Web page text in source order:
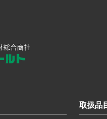
取扱品